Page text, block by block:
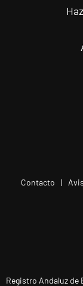
Contacto
Registro Andaluz de